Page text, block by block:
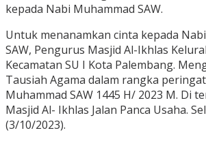
kepada Nabi Muhammad SAW.
Untuk menanamkan cinta kepada
SAW, Pengurus Masjid Al-Ikhlas
Kecamatan SU I Kota Palembang.
Tausiah Agama dalam rangka
Muhammad SAW 1445 H/ 2023 M. Di
Masjid Al- Ikhlas Jalan Panca Usaha.
(3/10/2023).